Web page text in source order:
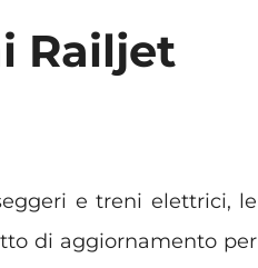
Railjet
e treni elettrici, le
di aggiornamento per